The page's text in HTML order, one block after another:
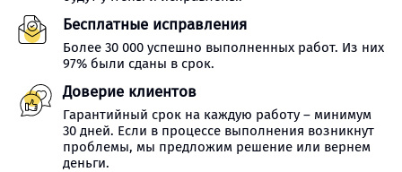
Бесплатные исправления
Более 30 000 успешно выполненных работ. Из них
97% были сданы в срок.
Доверие клиентов
Гарантийный срок на каждую работу – минимум
30 дней. Если в процессе выполнения возникнут
проблемы, мы предложим решение или вернем
деньги.